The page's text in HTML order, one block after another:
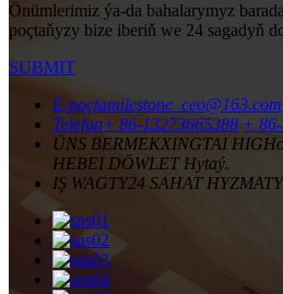
Önümlerimiz ýa-da bahalarymyz
poçtaňyzy bize iberiň we 24 sagadyň
SUBMIT
E-poçtamilestone_ceo@163.com
Telefon+ 86-13273665388 +
ÜNS BERMEKXINGTAI
HEBEI DÖWLET Hytaý.
IŞ WAGTY24 SAHAT HYZMATY